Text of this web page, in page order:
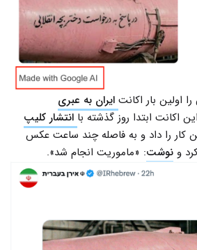
اولین بار اکانت ایران به عبری
اکانت ابتدا روز گذشته با انتشار کلیپ
کار را داد و به فاصله چند ساعت عکس
و نوشت: «ماموریت انجام شد».